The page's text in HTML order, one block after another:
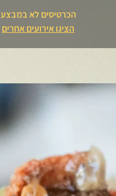
הכרטיסים לא במבצע
הציגו אירועים אחרים